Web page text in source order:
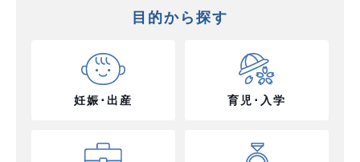
目的から探す
妊娠･出産 育児･入学